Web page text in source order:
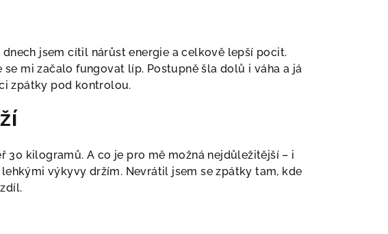
jsem cítil nárůst energie a celkově lepší pocit.
se mi začalo fungovat líp. Postupně šla dolů i váha a já
zpátky pod kontrolou.
30 kilogramů. A co je pro mě možná nejdůležitější – i
výkyvy držím. Nevrátil jsem se zpátky tam, kde